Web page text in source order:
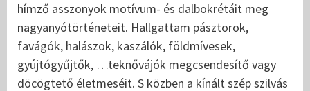
hímző asszonyok motívum- és dalbokrétáit meg
nagyanyótörténeteit. Hallgattam pásztorok,
favágók, halászok, kaszálók, földmívesek,
gyújtógyűjtők, …teknővájók megcsendesítő vagy
döcögtető életmeséit. S közben a kínált szép szilvás